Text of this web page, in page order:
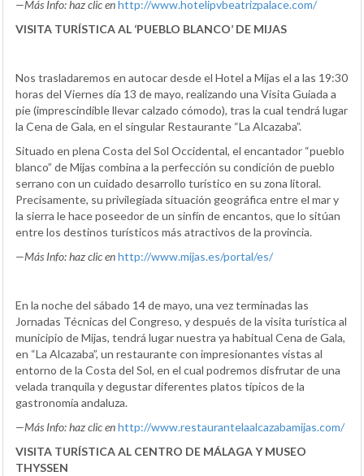
—Más Info: haz clic enhttp://www.hotelipvbeatrizpalace.com/
VISITA TURÍSTICA AL ‘PUEBLO BLANCO’ DE MIJAS
Nos trasladaremos en autocar desde el Hotel a Mijas el a las 19:30
horas del Viernes día 13 de mayo, realizando una Visita Guiada a
pie (imprescindible llevar calzado cómodo), tras la cual tendrá lugar
la Cena de Gala, en el singular Restaurante “La Alcazaba”.
Situado en plena Costa del Sol Occidental, el encantador “pueblo
blanco” de Mijas combina a la perfección su condición de pueblo
serrano con un cuidado desarrollo turístico en su zona litoral.
Precisamente, su privilegiada situación geográfica entre el mar y
la sierra le hace poseedor de un sinfín de encantos, que lo sitúan
entre los destinos turísticos más atractivos de la provincia.
—Más Info: haz clic enhttp://www.mijas.es/portal/es/
En la noche del sábado 14 de mayo, una vez terminadas las
Jornadas Técnicas del Congreso, y después de la visita turística al
municipio de Mijas, tendrá lugar nuestra ya habitual Cena de Gala,
en “La Alcazaba”, un restaurante con impresionantes vistas al
entorno de la Costa del Sol, en el cual podremos disfrutar de una
velada tranquila y degustar diferentes platos típicos de la
gastronomía andaluza.
—Más Info: haz clic enhttp://www.restaurantelaalcazabamijas.com/
VISITA TURÍSTICA AL CENTRO DE MÁLAGA Y MUSEO
THYSSEN